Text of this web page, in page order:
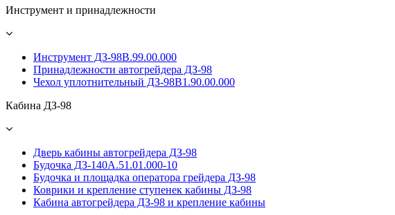
Инструмент и принадлежности
Инструмент ДЗ-98В.99.00.000
Принадлежности автогрейдера ДЗ-98
Чехол уплотнительный ДЗ-98В1.90.00.000
Кабина ДЗ-98
Дверь кабины автогрейдера ДЗ-98
Будочка ДЗ-140А.51.01.000-10
Будочка и площадка оператора грейдера ДЗ-98
Коврики и крепление ступенек кабины ДЗ-98
Кабина автогрейдера ДЗ-98 и крепление кабины